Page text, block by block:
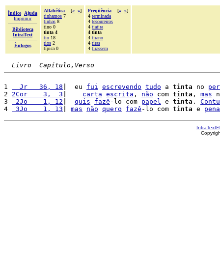
Índice
Ajuda
Imprimir
Biblioteca
IntraText
Èulogos
Alfabética [« »]
tínhamos 7
tinhas 8
tino 0
tinta 4
tio 18
tios 2
típica 0
Freqüência [« »]
4 terminada
4 tesoureiros
4 tiatira
4 tinta
4 tirano
4 tiras
4 tirassem
Livro  Capítulo,Verso
1
  Jr   36, 18
|  eu fui escrevendo tudo a tinta no
2 2Cor    3,  3 carta escrita , não com tinta , mas
3
2Jo    1, 12 quis fazê -lo com papel e tinta .
4
3Jo    1, 13 mas não quero fazê -lo com tinta e pena
IntraText®